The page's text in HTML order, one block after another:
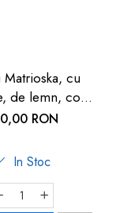
Matrioska, cu
de lemn, copii
5 buc, Goki
RON
In Stoc